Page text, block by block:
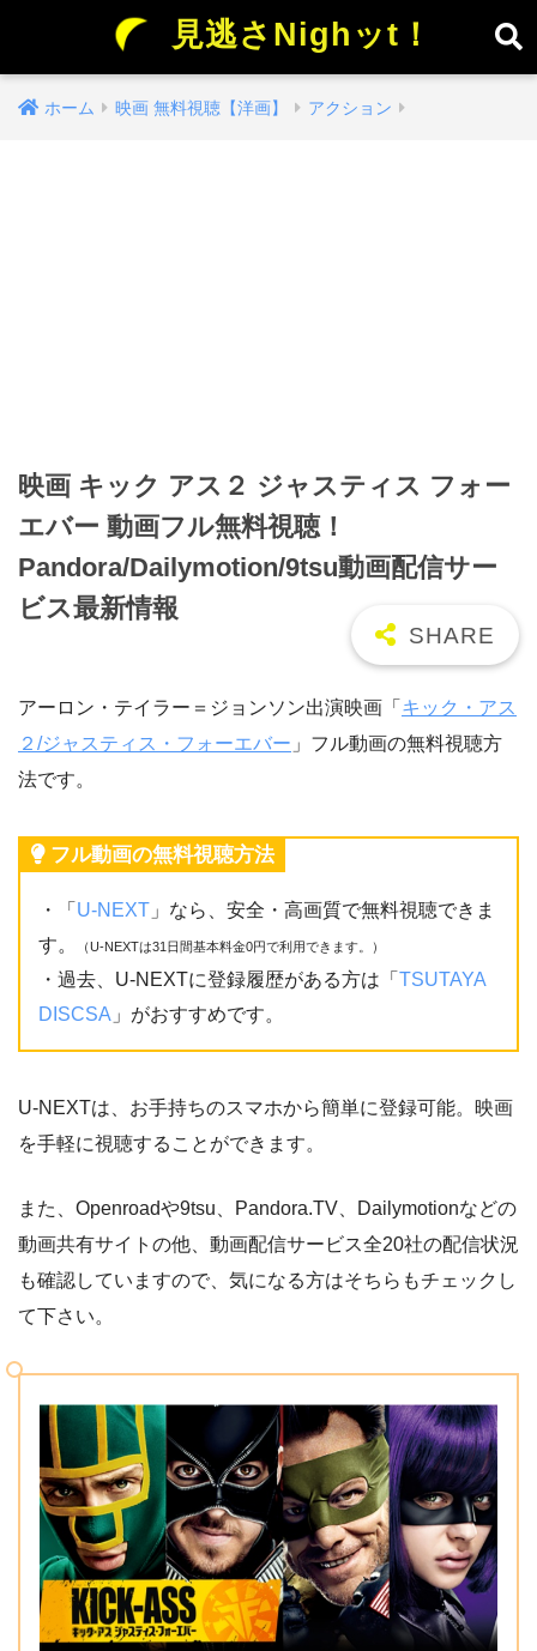
見逃さNighッt！
ホーム 映画 無料視聴【洋画】 アクション
映画 キック アス２ ジャスティス フォー
エバー 動画フル無料視聴！
Pandora/Dailymotion/9tsu動画配信サー
ビス最新情報
アーロン・テイラー＝ジョンソン出演映画「 キック・アス
２/ジャスティス・フォーエバー 」フル動画の無料視聴方
法です。
フル動画の無料視聴方法
・「 U-NEXT 」なら、安全・高画質で無料視聴できま
す。
（U-NEXTは31日間基本料金0円で利用できます。）
・過去、U-NEXTに登録履歴がある方は「 TSUTAYA
DISCSA 」がおすすめです。
U-NEXTは、お手持ちのスマホから簡単に登録可能。映画
を手軽に視聴することができます。
また、Openroadや9tsu、Pandora.TV、Dailymotionなどの
動画共有サイトの他、動画配信サービス全20社の配信状況
も確認していますので、気になる方はそちらもチェックし
て下さい。